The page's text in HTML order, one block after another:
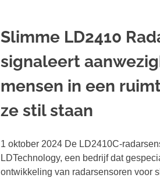
Slimme LD2410
signaleert
mensen in een
ze stil staan
1 oktober 2024 De LD2410C-
LDTechnology, een bedrijf dat
ontwikkeling van radarsensoren voor